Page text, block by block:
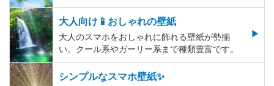
大人向け📱おしゃれの壁紙
大人のスマホをおしゃれに飾れる壁紙が勢揃
い。クール系やガーリー系まで種類豊富です。
シンプルなスマホ壁紙✨